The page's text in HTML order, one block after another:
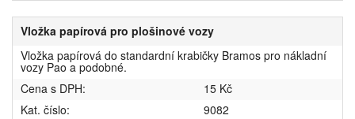
Vložka papírová pro plošinové vozy
Vložka papírová do standardní krabičky Bramos pro nákladní
vozy Pao a podobné.
Cena s DPH:
15 Kč
Kat. číslo:
9082